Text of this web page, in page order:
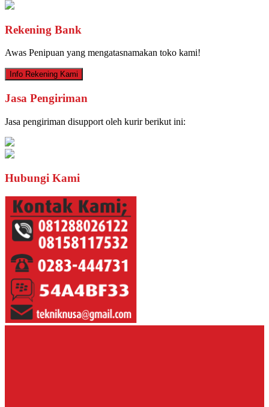
Rekening Bank
Awas Penipuan yang mengatasnamakan toko kami!
Info Rekening Kami
Jasa Pengiriman
Jasa pengiriman disupport oleh kurir berikut ini:
Hubungi Kami